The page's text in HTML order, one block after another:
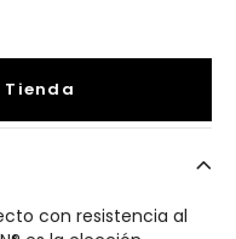
Tienda
con resistencia al